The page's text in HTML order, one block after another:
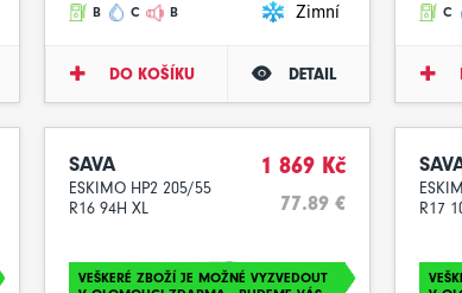
B C B Zimní
DO KOŠÍKU DETAIL
C
SAVA
ESKIMO HP2 205/55
R16 94H XL
1 869 Kč
77.89 €
VEŠKERÉ ZBOŽÍ JE MOŽNÉ VYZVEDOUT
R17